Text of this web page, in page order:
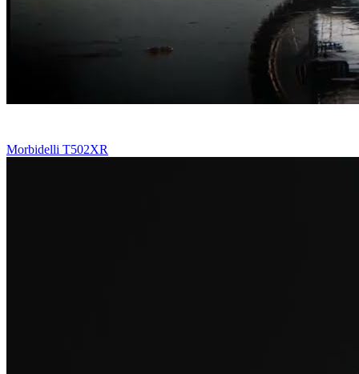
Morbidelli T502XR